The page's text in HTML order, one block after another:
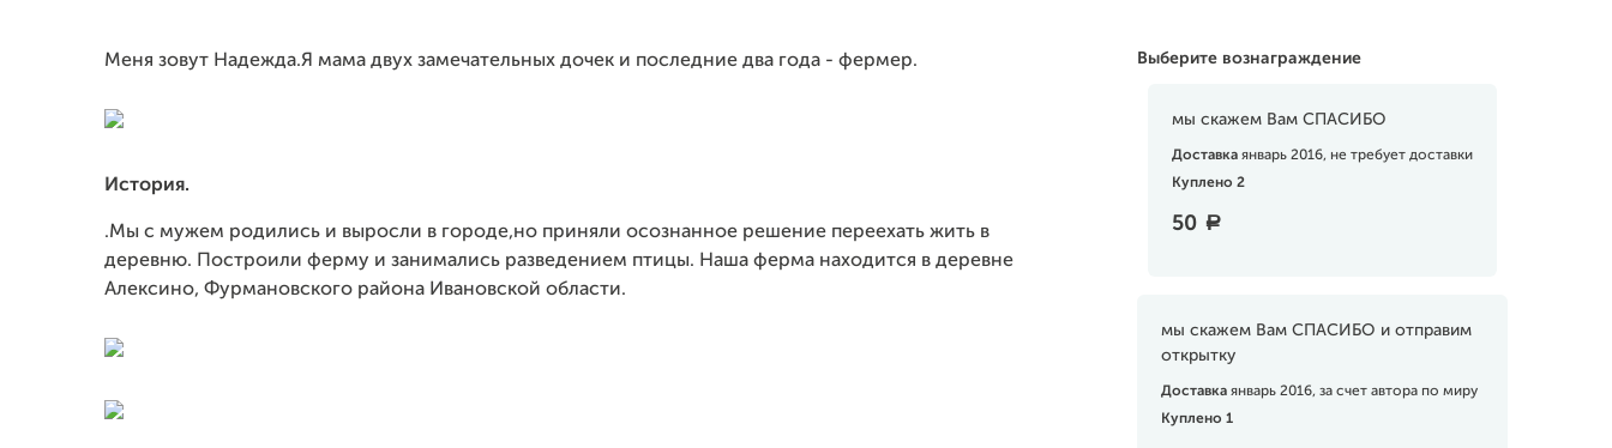
Выберите вознаграждение
мы скажем Вам СПАСИБО
Доставка январь 2016, не требует доставки
Куплено 2
50 a
мы скажем Вам СПАСИБО и отправим
открытку
Доставка январь 2016, за счет автора по миру
Куплено 1
Меня зовут Надежда.Я мама двух замечательных дочек и последние два года - фермер.
История.
.Мы с мужем родились и выросли в городе,но приняли осознанное решение переехать жить в
деревню. Построили ферму и занимались разведением птицы. Наша ферма находится в деревне
Алексино, Фурмановского района Ивановской области.